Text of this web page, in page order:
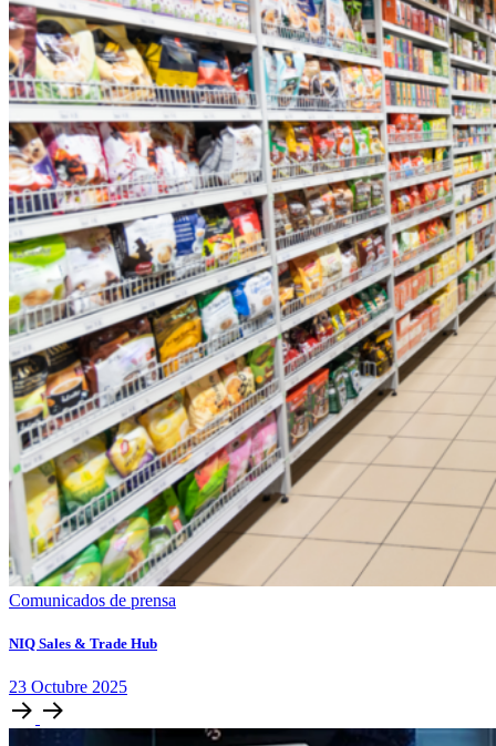
Comunicados de prensa
NIQ Sales & Trade Hub
23 Octubre 2025